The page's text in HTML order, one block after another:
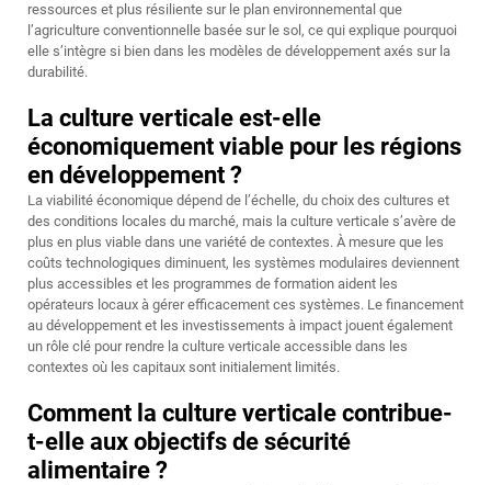
ressources et plus résiliente sur le plan environnemental que
l’agriculture conventionnelle basée sur le sol, ce qui explique pourquoi
elle s’intègre si bien dans les modèles de développement axés sur la
durabilité.
La culture verticale est-elle
économiquement viable pour les régions
en développement ?
La viabilité économique dépend de l’échelle, du choix des cultures et
des conditions locales du marché, mais la culture verticale s’avère de
plus en plus viable dans une variété de contextes. À mesure que les
coûts technologiques diminuent, les systèmes modulaires deviennent
plus accessibles et les programmes de formation aident les
opérateurs locaux à gérer efficacement ces systèmes. Le financement
au développement et les investissements à impact jouent également
un rôle clé pour rendre la culture verticale accessible dans les
contextes où les capitaux sont initialement limités.
Comment la culture verticale contribue-
t-elle aux objectifs de sécurité
alimentaire ?